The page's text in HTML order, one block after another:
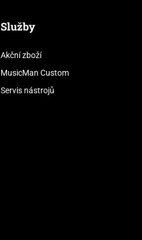
Služby
Akční zboží
MusicMan Custom
Servis nástrojů